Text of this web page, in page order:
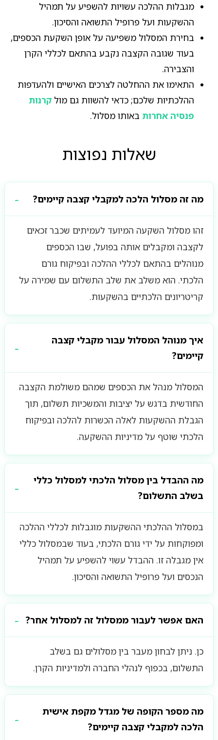
מגבלות ההלכה עשויות להשפיע על תמהיל
ההשקעות ועל פרופיל התשואה והסיכון.
בחירת המסלול משפיעה על אופן השקעת הכספים,
בעוד שגובה הקצבה נקבע בהתאם לכללי הקרן
והצבירה.
התאימו את ההחלטה לצרכים האישיים ולהעדפות
ההלכתיות שלכם; כדאי להשוות גם מול קרנות
פנסיה אחרות באותו מסלול.
שאלות נפוצות
מה זה מסלול הלכה למקבלי קצבה קיימים?
זהו מסלול השקעה המיועד לעמיתים שכבר זכאים
לקצבה ומקבלים אותה בפועל, שבו הכספים
מנוהלים בהתאם לכללי ההלכה ובפיקוח גורם
הלכתי. הוא משלב את שלב התשלום עם שמירה על
קריטריונים הלכתיים בהשקעות.
איך מנוהל המסלול עבור מקבלי קצבה
קיימים?
המסלול מנהל את הכספים שמהם משולמת הקצבה
החודשית בדגש על יציבות והמשכיות תשלום, תוך
הגבלת ההשקעות לאלה הכשרות להלכה ובפיקוח
הלכתי שוטף על מדיניות ההשקעה.
מה ההבדל בין מסלול הלכתי למסלול כללי
בשלב התשלום?
במסלול ההלכתי ההשקעות מוגבלות לכללי ההלכה
ומפוקחות על ידי גורם הלכתי, בעוד שבמסלול כללי
אין מגבלה זו. ההבדל עשוי להשפיע על תמהיל
הנכסים ועל פרופיל התשואה והסיכון.
האם אפשר לעבור ממסלול זה למסלול אחר?
כן. ניתן לבחון מעבר בין מסלולים גם בשלב
התשלום, בכפוף לנהלי החברה ולמדיניות הקרן.
מה מספר הקופה של מגדל מקפת אישית
הלכה למקבלי קצבה קיימים?